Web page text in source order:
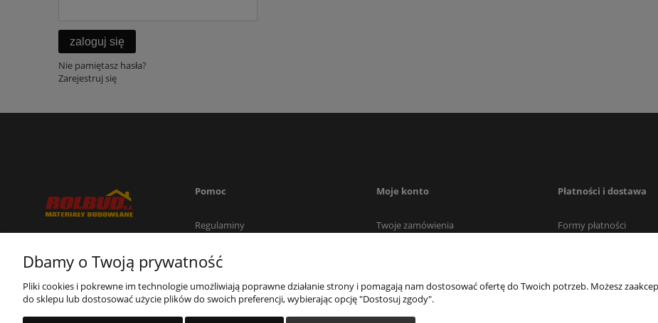
zaloguj się
Nie pamiętasz hasła?
Zarejestruj się
Pomoc
Regulaminy
Polityka prywatności
Moje konto
Twoje zamówienia
Płatności i dostawa
Formy płatności
W przypadku pytań lub
wątpliwości jesteśmy do
Państwa dyspozycji
Zadzwoń!! tel. 507
Dbamy o Twoją prywatność
Pliki cookies i pokrewne im technologie umożliwiają poprawne działanie strony i pomagają nam dostosować ofertę do Twoich potrzeb. Możesz
do sklepu lub dostosować użycie plików do swoich preferencji, wybierając opcję "Dostosuj zgody".